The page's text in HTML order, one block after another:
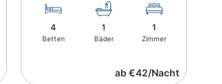
4
Betten
1
Bäder
1
Zimmer
ab €42/Nacht